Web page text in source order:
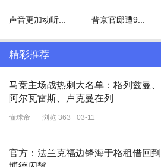
本次任务还将开展
声音更加动听... 普京官邸遭9...
精彩推荐
马竞主场战热刺大名单：格列兹曼、
阿尔瓦雷斯、卢克曼在列
懂球帝 浏览 363 03-11
官方：法兰克福边锋海于格租借回到